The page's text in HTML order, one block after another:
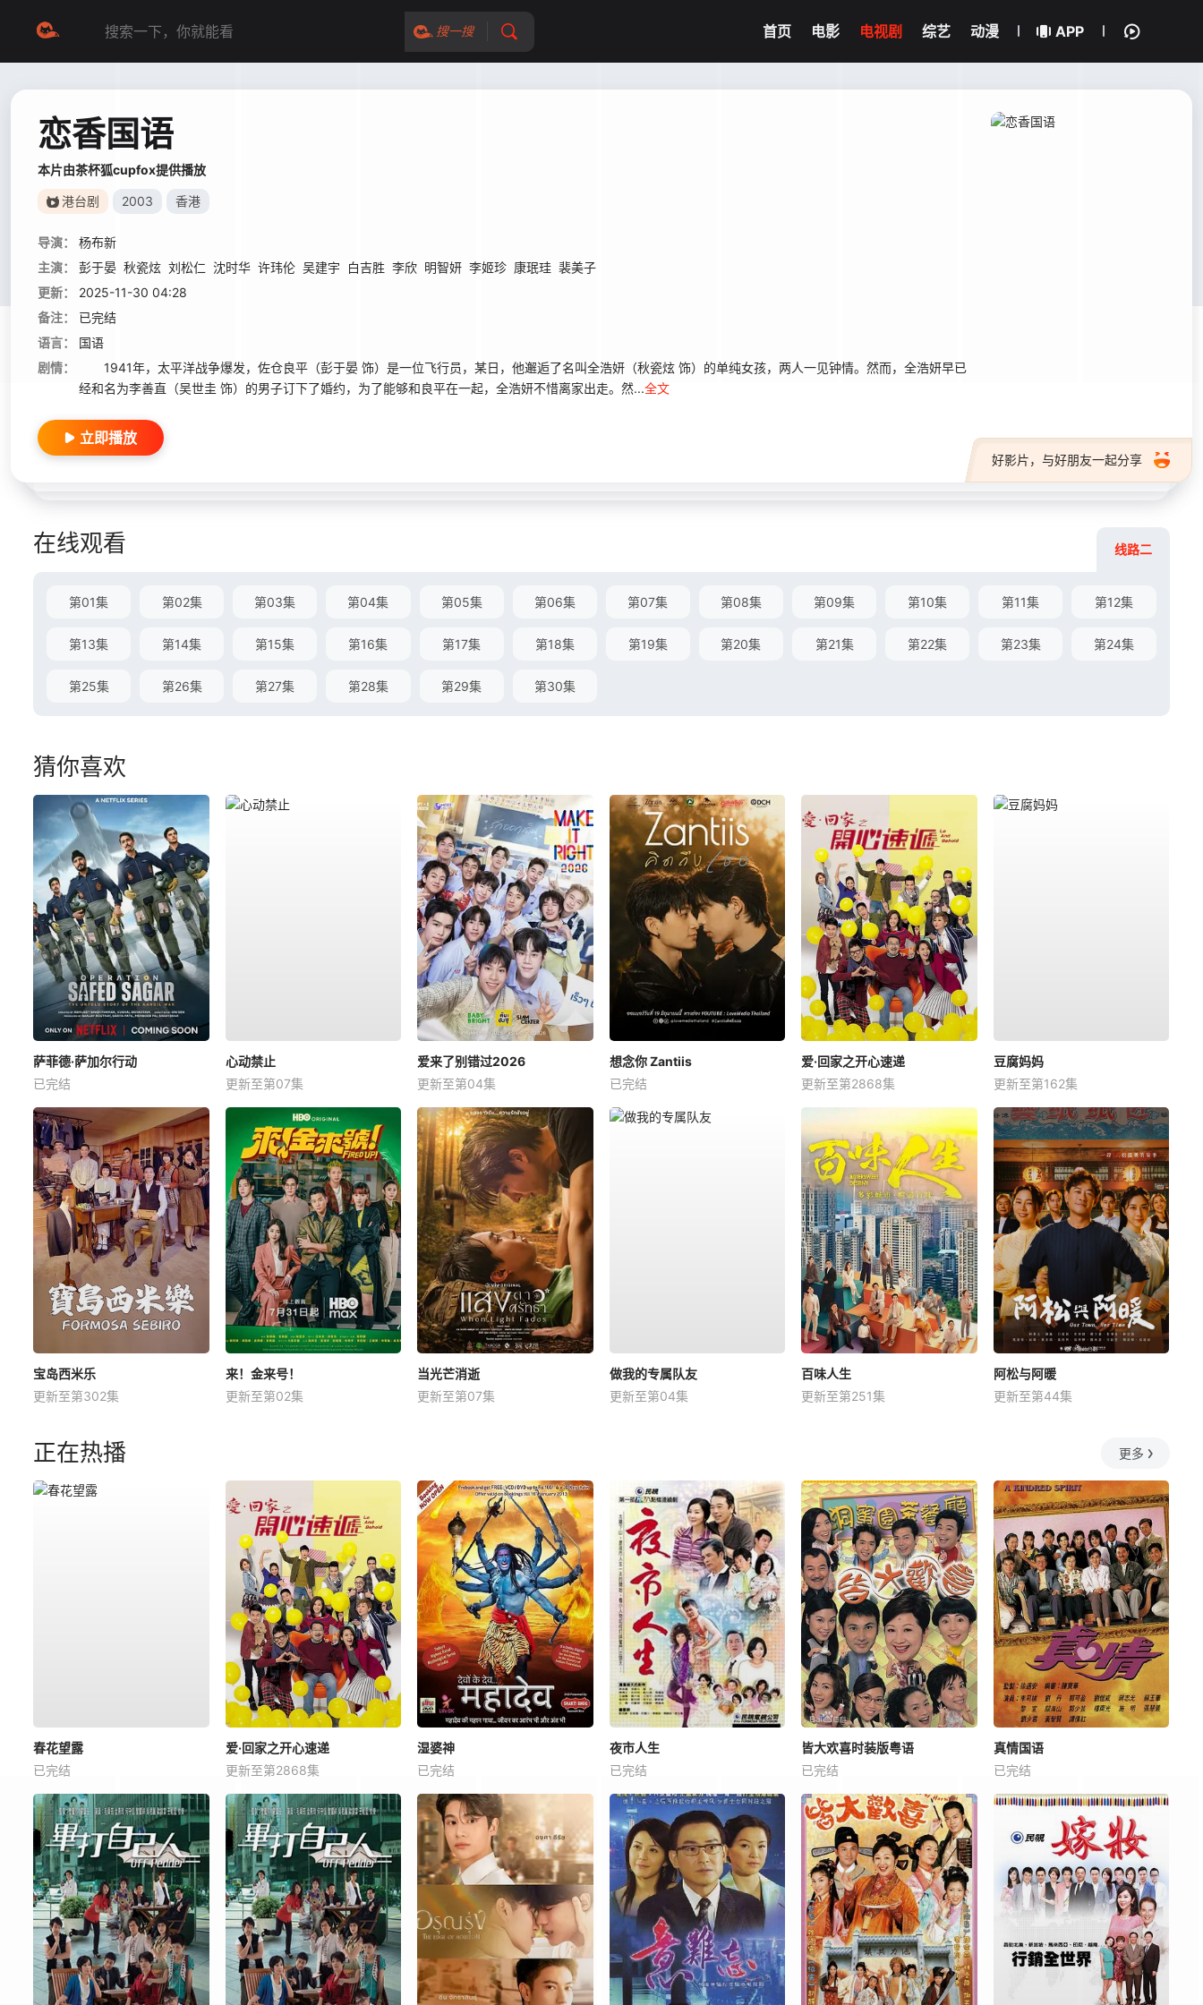
搜一搜 首页 电影 电视剧 综艺 动漫 APP
恋香国语
本片由茶杯狐cupfox提供播放
港台剧 2003 香港
导演：
杨布新
主演：
彭于晏 秋瓷炫 刘松仁 沈时华 许玮伦 吴建宇 白吉胜 李欣 明智妍 李姬珍 康珉珪 裴美子
更新：
2025-11-30 04:28
备注：
已完结
语言：
国语
剧情：
1941年，太平洋战争爆发，佐仓良平（彭于晏 饰）是一位飞行员，某日，他邂逅了名叫全浩妍（秋瓷炫 饰）的单纯女孩，两人一见钟情。然而，全浩妍早已
经和名为李善直（吴世圭 饰）的男子订下了婚约，为了能够和良平在一起，全浩妍不惜离家出走。然...全文
好影片，与好朋友一起分享
立即播放
在线观看 线路二
第01集 第02集 第03集 第04集 第05集 第06集 第07集 第08集 第09集 第10集 第11集 第12集
第13集 第14集 第15集 第16集 第17集 第18集 第19集 第20集 第21集 第22集 第23集 第24集
第25集 第26集 第27集 第28集 第29集 第30集
猜你喜欢
萨菲德·萨加尔行动
已完结
心动禁止
更新至第07集
爱来了别错过2026
更新至第04集
想念你 Zantiis
已完结
爱·回家之开心速递
更新至第2868集
豆腐妈妈
更新至第162集
宝岛西米乐
更新至第302集
来！金来号！
更新至第02集
当光芒消逝
更新至第07集
做我的专属队友
更新至第04集
百味人生
更新至第251集
阿松与阿暖
更新至第44集
正在热播 更多
春花望露
已完结
爱·回家之开心速递
更新至第2868集
湿婆神
已完结
夜市人生
已完结
皆大欢喜时装版粤语
已完结
真情国语
已完结